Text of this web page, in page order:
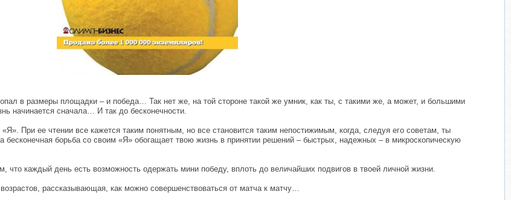
в размеры площадки – и победа… Так нет же, на той стороне такой же умник, как ты, с такими же, а может, и большими
начинается сначала… И так до бесконечности.
При ее чтении все кажется таким понятным, но все становится таким непостижимым, когда, следуя его советам, ты
бесконечная борьба со своим «Я» обогащает твою жизнь в принятии решений – быстрых, надежных – в микроскопическую
что каждый день есть возможность одержать мини победу, вплоть до величайших подвигов в твоей личной жизни.
рассказывающая, как можно совершенствоваться от матча к матчу…